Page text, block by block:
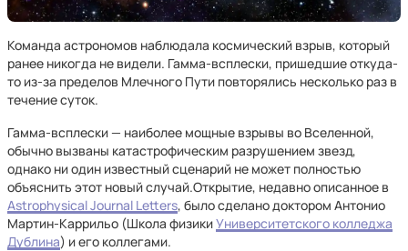
Команда астрономов наблюдала космический взрыв, который
ранее никогда не видели. Гамма-всплески, пришедшие откуда-
то из-за пределов Млечного Пути повторялись несколько раз в
течение суток.
Гамма-всплески — наиболее мощные взрывы во Вселенной,
обычно вызваны катастрофическим разрушением звезд,
однако ни один известный сценарий не может полностью
объяснить этот новый случай.Открытие, недавно описанное в
Astrophysical Journal Letters, было сделано доктором Антонио
Мартин-Каррильо (Школа физикиУниверситетского колледжа
Дублина) и его коллегами.